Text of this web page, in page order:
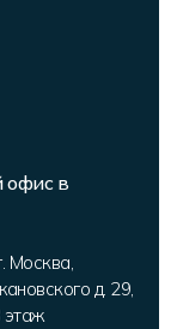
офис в
Москва,
д. 29,
этаж